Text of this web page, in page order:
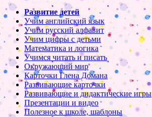
Развитие детей
Учим английский язык
Учим русский алфавит
Учим цифры с детьми
Математика и логика
Учимся читать и писать
Окружающий мир
Карточки Глена Домана
Развивающие карточки
Развивающие и дидактические игры
Презентации и видео
Полезное к школе, шаблоны